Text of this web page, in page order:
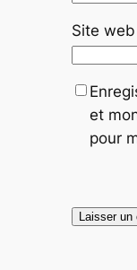
Site web
et
pour